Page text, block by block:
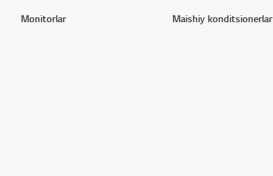
Monitorlar Maishiy konditsionerlar